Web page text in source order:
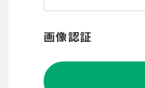
画像認証